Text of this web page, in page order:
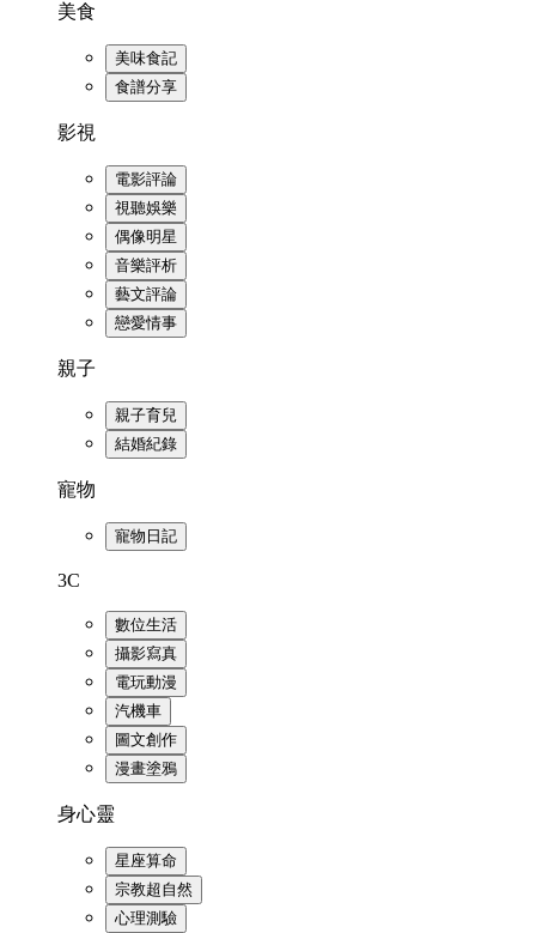
美食
美味食記
食譜分享
影視
電影評論
視聽娛樂
偶像明星
音樂評析
藝文評論
戀愛情事
親子
親子育兒
結婚紀錄
寵物
寵物日記
3C
數位生活
攝影寫真
電玩動漫
汽機車
圖文創作
漫畫塗鴉
身心靈
星座算命
宗教超自然
心理測驗